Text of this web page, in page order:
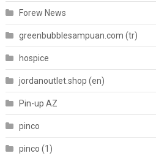
Forew News
greenbubblesampuan.com (tr)
hospice
jordanoutlet.shop (en)
Pin-up AZ
pinco
pinco (1)